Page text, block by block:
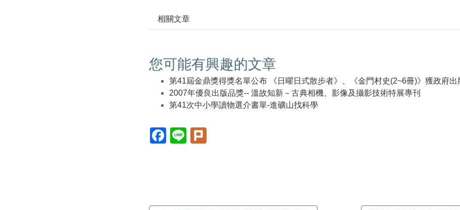
相關文章
您可能有興趣的文章
第41屆金鼎獎得獎名單公布 《日曜日式散步者》、《金門村史(2~6冊)》獲政府出
2007年優良出版品獎-- 溫故知新－古典相機、影像及攝影技術特展專刊
第41次中小學讀物選介書單-進礦山找科學
Facebook(另
開
Line(另
開